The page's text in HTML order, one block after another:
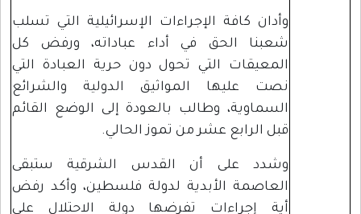
وأدان كافة الإجراءات الإسرائيلية التي تسلب
شعبنا الحق في أداء عباداته، ورفض كل
المعيقات التي تحول دون حرية العبادة التي
نصت عليها المواثيق الدولية والشرائع
السماوية، وطالب بالعودة إلى الوضع القائم
قبل الرابع عشر من تموز الحالي.
وشدد على أن القدس الشرقية ستبقى
العاصمة الأبدية لدولة فلسطين، وأكد رفض
أية إجراءات تفرضها دولة الاحتلال على